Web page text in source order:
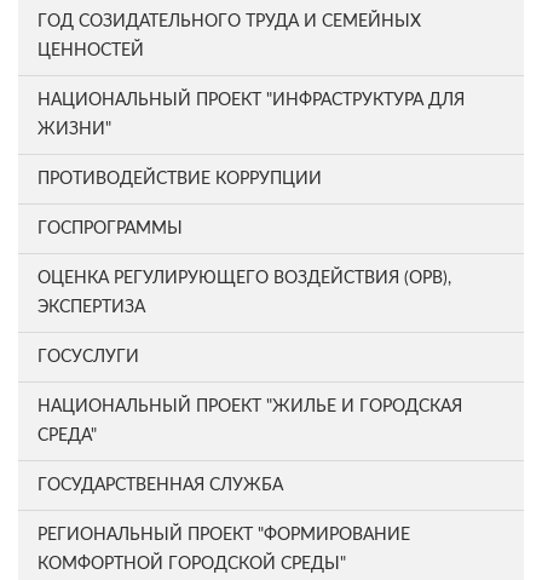
ГОД СОЗИДАТЕЛЬНОГО ТРУДА И СЕМЕЙНЫХ
ЦЕННОСТЕЙ
НАЦИОНАЛЬНЫЙ ПРОЕКТ "ИНФРАСТРУКТУРА ДЛЯ
ЖИЗНИ"
ПРОТИВОДЕЙСТВИЕ КОРРУПЦИИ
ГОСПРОГРАММЫ
ОЦЕНКА РЕГУЛИРУЮЩЕГО ВОЗДЕЙСТВИЯ (ОРВ),
ЭКСПЕРТИЗА
ГОСУСЛУГИ
НАЦИОНАЛЬНЫЙ ПРОЕКТ "ЖИЛЬЕ И ГОРОДСКАЯ
СРЕДА"
ГОСУДАРСТВЕННАЯ СЛУЖБА
РЕГИОНАЛЬНЫЙ ПРОЕКТ "ФОРМИРОВАНИЕ
КОМФОРТНОЙ ГОРОДСКОЙ СРЕДЫ"